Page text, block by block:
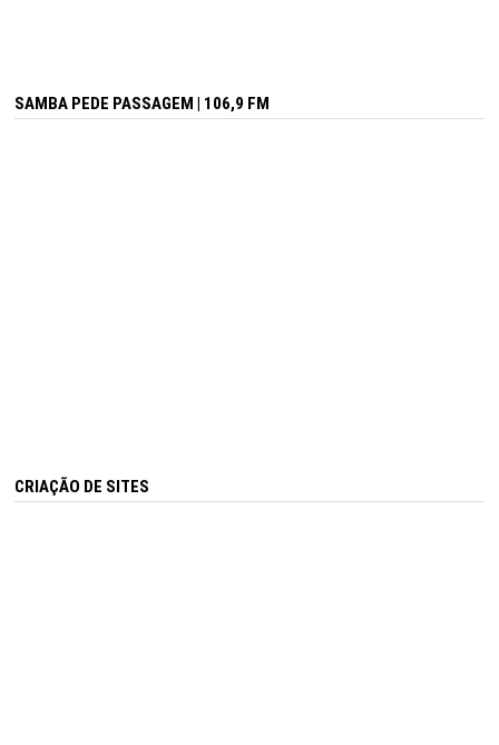
SAMBA PEDE PASSAGEM | 106,9 FM
CRIAÇÃO DE SITES